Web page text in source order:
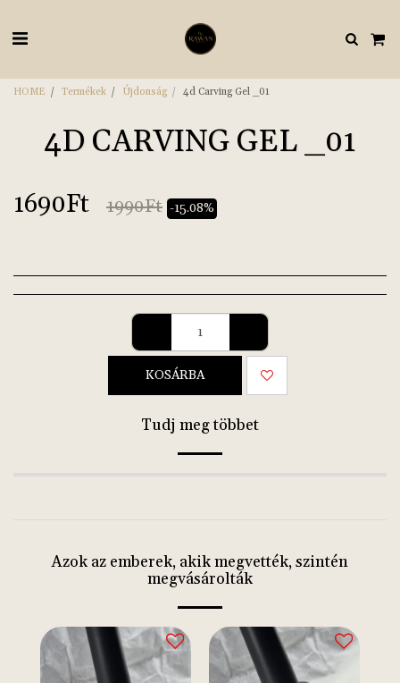
HOME Termékek Újdonság 4d Carving Gel _01
4D CARVING GEL _01
1690Ft 1990Ft -15.08%
KOSÁRBA
Tudj meg többet
Azok az emberek, akik megvették, szintén
megvásárolták